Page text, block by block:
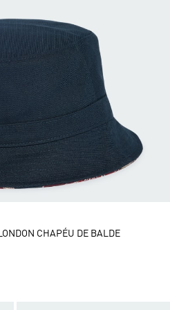
CHAPÉU DE BALDE